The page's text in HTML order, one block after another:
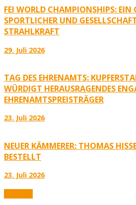
FEI WORLD CHAMPIONSHIPS: EIN
PORTLICHER UND
TRAHLKRAFT
29. Juli 2026
TAG DES EHRENAMTS:
WÜRDIGT HERAUSRAGENDES
EHRENAMTSPREISTRÄGER
23. Juli 2026
NEUER KÄMMERER: THOMAS
BESTELLT
23. Juli 2026